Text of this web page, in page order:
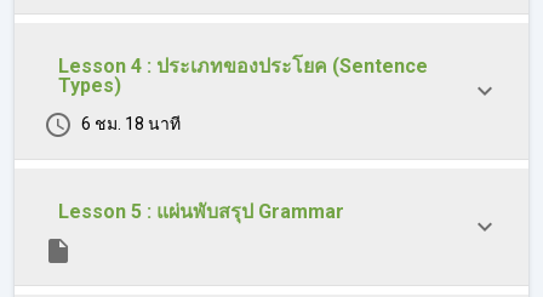
4.2 โครงสร้างประโยคเพื่องานเขียน
Simple Sentences (ประโยคความเดียว)
Compound Sentences (ประโยคความรวม)
การใช้ Participles ในประโยค
Parallel Structure (โครงสร้างคู่ขนาน)
Lesson 4 : ประเภทของประโยค (Sentence
Types)
6 ชม. 18 นาที
Lesson 5 : แผ่นพับสรุป Grammar